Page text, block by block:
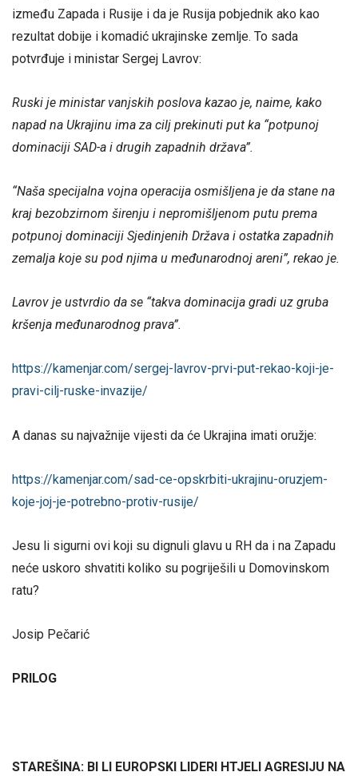
između Zapada i Rusije i da je Rusija pobjednik ako kao
rezultat dobije i komadić ukrajinske zemlje. To sada
potvrđuje i ministar Sergej Lavrov:
Ruski je ministar vanjskih poslova kazao je, naime, kako
napad na Ukrajinu ima za cilj prekinuti put ka “potpunoj
dominaciji SAD-a i drugih zapadnih država”.
“Naša specijalna vojna operacija osmišljena je da stane na
kraj bezobzirnom širenju i nepromišljenom putu prema
potpunoj dominaciji Sjedinjenih Država i ostatka zapadnih
zemalja koje su pod njima u međunarodnoj areni”, rekao je.
Lavrov je ustvrdio da se “takva dominacija gradi uz gruba
kršenja međunarodnog prava”.
https://kamenjar.com/sergej-lavrov-prvi-put-rekao-koji-je-
pravi-cilj-ruske-invazije/
A danas su najvažnije vijesti da će Ukrajina imati oružje:
https://kamenjar.com/sad-ce-opskrbiti-ukrajinu-oruzjem-
koje-joj-je-potrebno-protiv-rusije/
Jesu li sigurni ovi koji su dignuli glavu u RH da i na Zapadu
neće uskoro shvatiti koliko su pogriješili u Domovinskom
ratu?
Josip Pečarić
PRILOG
STAREŠINA: BI LI EUROPSKI LIDERI HTJELI AGRESIJU NA